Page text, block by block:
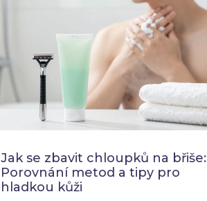
Jak se zbavit chloupků na břiše:
Porovnání metod a tipy pro
hladkou kůži